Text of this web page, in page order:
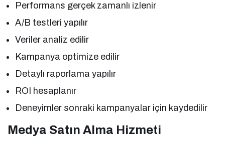
Performans gerçek zamanlı izlenir
A/B testleri yapılır
Veriler analiz edilir
Kampanya optimize edilir
Detaylı raporlama yapılır
ROI hesaplanır
Deneyimler sonraki kampanyalar için kaydedilir
Medya Satın Alma Hizmeti